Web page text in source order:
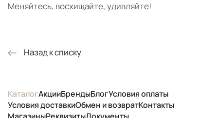
Меняйтесь, восхищайте, удивляйте!
Назад к списку
КаталогАкцииБрендыБлогУсловия оплаты
Условия доставкиОбмен и возвратКонтакты